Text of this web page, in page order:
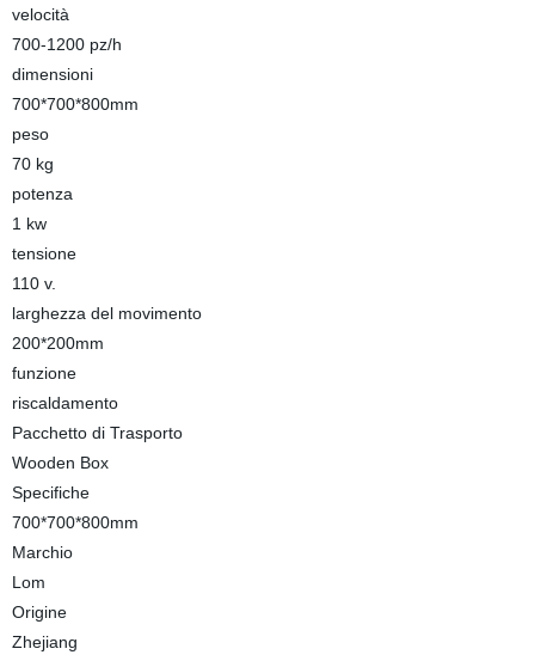
velocità
700-1200 pz/h
dimensioni
700*700*800mm
peso
70 kg
potenza
1 kw
tensione
110 v.
larghezza del movimento
200*200mm
funzione
riscaldamento
Pacchetto di Trasporto
Wooden Box
Specifiche
700*700*800mm
Marchio
Lom
Origine
Zhejiang